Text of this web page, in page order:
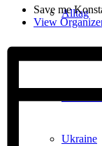
Alltag
Ukraine
Save me
View